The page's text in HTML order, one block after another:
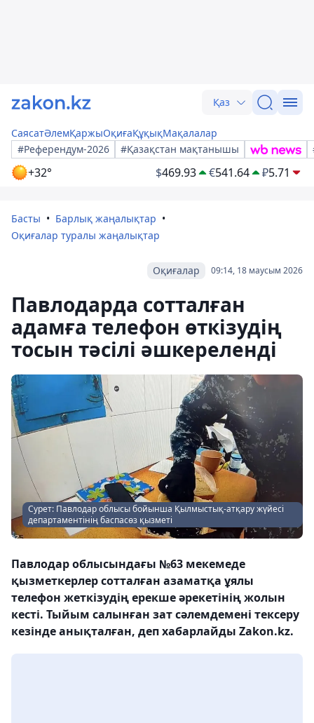
Қаз
СаясатӘлемҚаржыОқиғаҚұқықМақалалар
#Референдум-2026
#Қазақстан мақтанышы
+32° $469.93 €541.64 ₽5.71
Басты
Барлық жаңалықтар
Оқиғалар туралы жаңалықтар
09:14, 18 маусым 2026
Оқиғалар
Павлодарда сотталған
адамға телефон өткізудің
тосын тәсілі әшкереленді
Сурет: Павлодар облысы бойынша Қылмыстық-атқару жүйесі
департаментінің баспасөз қызметі
Павлодар облысындағы №63 мекемеде
қызметкерлер сотталған азаматқа ұялы
телефон жеткізудің ерекше әрекетінің жолын
кесті. Тыйым салынған зат сәлемдемені тексеру
кезінде анықталған, деп хабарлайды Zakon.kz.